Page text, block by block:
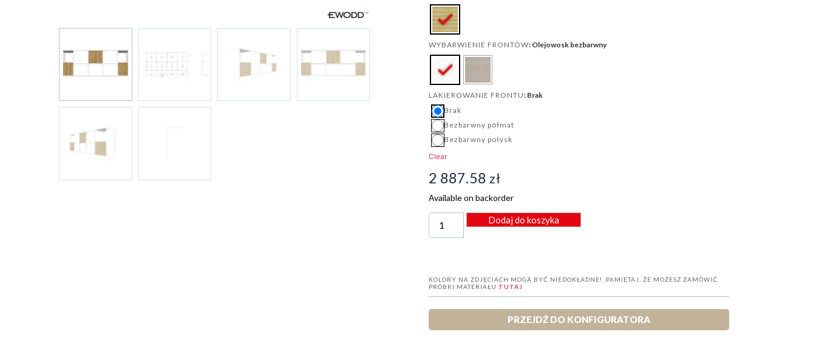
WYBARWIENIE FRONTÓW: Olejowosk bezbarwny
LAKIEROWANIE FRONTU: Brak
Brak
Bezbarwny półmat
Bezbarwny połysk
Clear
2 887.58zł
Available on backorder
Dodaj do koszyka
KOLORY NA ZDJĘCIACH MOGĄ BYĆ NIEDOKŁADNE!. PAMIĘTAJ, ŻE MOŻESZ ZAMÓWIĆ
PRÓBKI MATERIAŁU TUTAJ
PRZEJDŹ DO KONFIGURATORA